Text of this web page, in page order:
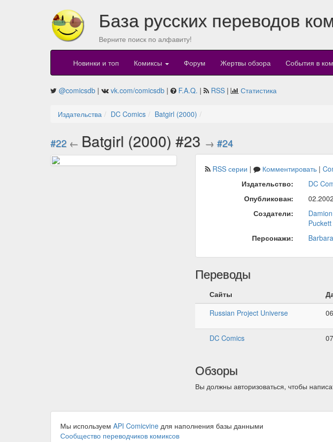
База русских переводов
Верните поиск по алфавиту!
Новинки и топ Комиксы Форум Жертвы обзора События в
@comicsdb | vk.com/comicsdb | F.A.Q. | RSS | Статистика
Издательства DC Comics Batgirl (2000)
#22 ← Batgirl (2000) #23 → #24
RSS серии | Комментировать|
Издательство:
DC
Опубликован:
02.2002
Создатели:
Puckett
Персонажи:
Переводы
Сайты
Russian Project Universe
DC Comics
Обзоры
Вы должны авторизоваться, чтобы
Мы используем API Comicvine для наполнения базы данными
Сообщество переводчиков комиксов